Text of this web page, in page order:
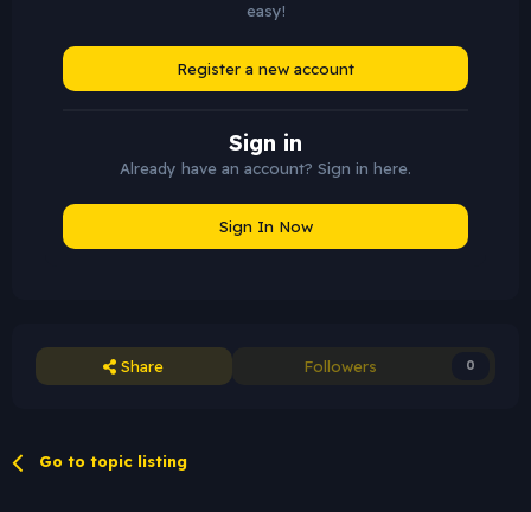
easy!
Register a new account
Sign in
Already have an account? Sign in here.
Sign In Now
Share Followers 0
Go to topic listing